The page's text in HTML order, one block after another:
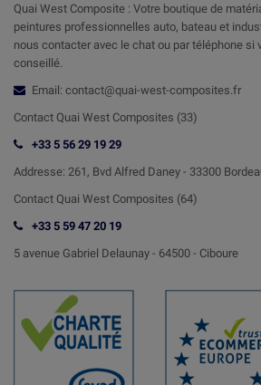
Quai West Composite : Votre boutique de
peintures professionnelles auto, bateau et
nous contacter avec le chat ou par téléphone si
conseillé.
Email: contact@quai-west-composites.fr
Contact Quai West Composites (33)
+33 5 56 29 19 29
Addresse: 261, Bvd Alfred Daney - 33300
Contact Quai West Composites (64)
+33 5 59 47 20 19
5 avenue Gabriel Delaunay - 64500 - Ciboure